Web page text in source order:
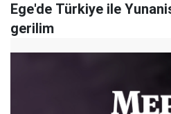
Ege'de Türkiye ile
gerilim